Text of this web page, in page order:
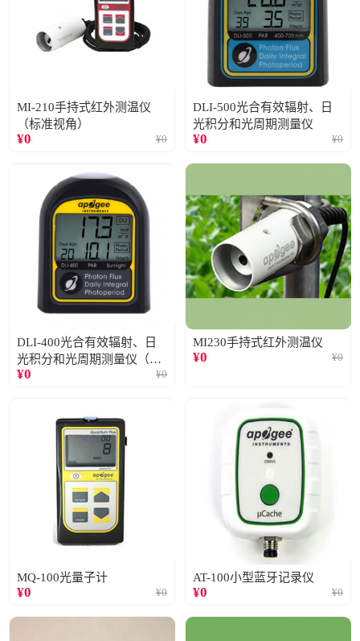
MI-210手持式红外测温仪
（标准视角）
¥0 ¥0
DLI-500光合有效辐射、日
光积分和光周期测量仪
¥0 ¥0
DLI-400光合有效辐射、日
光积分和光周期测量仪（仅
阳光）
¥0 ¥0
MI230手持式红外测温仪
¥0 ¥0
MQ-100光量子计
¥0 ¥0
AT-100小型蓝牙记录仪
¥0 ¥0